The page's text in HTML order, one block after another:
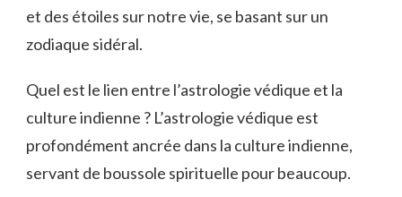
et des étoiles sur notre vie, se basant sur un
zodiaque sidéral.
Quel est le lien entre l’astrologie védique et la
culture indienne ? L’astrologie védique est
profondément ancrée dans la culture indienne,
servant de boussole spirituelle pour beaucoup.